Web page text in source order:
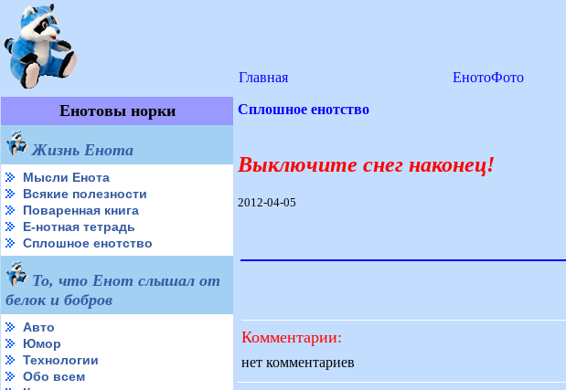
Главная ЕнотоФото
Енотовы норки
Жизнь Енота
Мысли Енота
Всякие полезности
Поваренная книга
Е-нотная тетрадь
Сплошное енотство
То, что Енот слышал от
белок и бобров
Авто
Юмор
Технологии
Обо всем
Сплошное енотство
Выключите снег наконец!
2012-04-05
Комментарии:
нет комментариев